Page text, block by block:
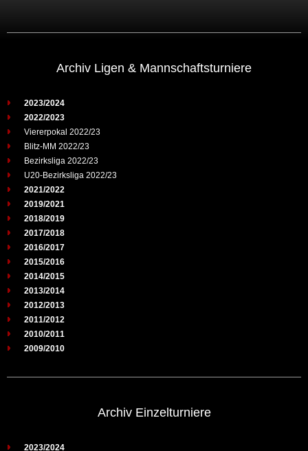
Archiv Ligen & Mannschaftsturniere
2023/2024
2022/2023
Viererpokal 2022/23
Blitz-MM 2022/23
Bezirksliga 2022/23
U20-Bezirksliga 2022/23
2021/2022
2019/2021
2018/2019
2017/2018
2016/2017
2015/2016
2014/2015
2013/2014
2012/2013
2011/2012
2010/2011
2009/2010
Archiv Einzelturniere
2023/2024